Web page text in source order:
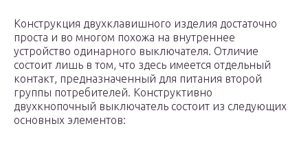
Конструкция двухклавишного изделия достаточно
проста и во многом похожа на внутреннее
устройство одинарного выключателя. Отличие
состоит лишь в том, что здесь имеется отдельный
контакт, предназначенный для питания второй
группы потребителей. Конструктивно
двухкнопочный выключатель состоит из следующих
основных элементов: